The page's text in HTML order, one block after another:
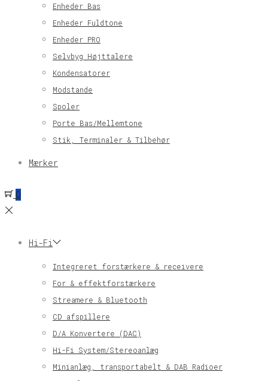
Enheder Bas
Enheder Fuldtone
Enheder PRO
Selvbyg Højttalere
Kondensatorer
Modstande
Spoler
Porte Bas/Mellemtone
Stik, Terminaler & Tilbehør
Mærker
0
Hi-Fi
Integreret forstærkere & receivere
For & effektforstærkere
Streamere & Bluetooth
CD afspillere
D/A Konvertere (DAC)
Hi-Fi System/Stereoanlæg
Minianlæg, transportabelt & DAB Radioer